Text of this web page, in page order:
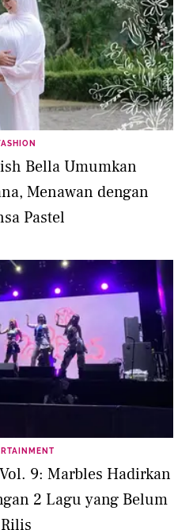
Bella Umumkan
Menawan dengan
Pastel
9: Marbles Hadirkan
2 Lagu yang Belum
Rilis